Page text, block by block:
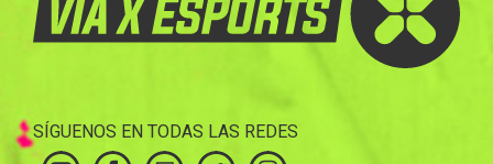
SÍGUENOS EN TODAS LAS REDES